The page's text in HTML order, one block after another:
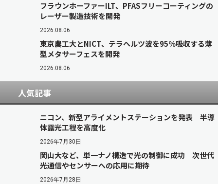
フラウンホーファーILT、PFASフリーコーティングの
レーザー製造技術を開発
2026.08.06
東京農工大とNICT、テラヘルツ波を95％吸収する薄
型メタサーフェスを開発
2026.08.06
人気記事
ニコン、新型アライメントステーションを発表 半導
体露光工程を高度化
2026年7月30日
岡山大など、単一ナノ構造で光の制御に成功 次世代
光通信やセンサーへの応用に期待
2026年7月28日